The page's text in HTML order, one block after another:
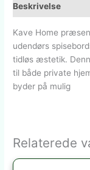
Beskrivelse
Kave Home
udendørs
tidløs æstetik.
til både private
byder på mulig
Relaterede